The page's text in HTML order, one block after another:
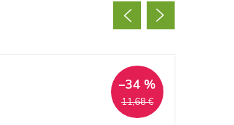
11,68 €
–34 %